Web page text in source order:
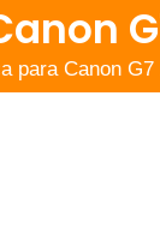
para Canon